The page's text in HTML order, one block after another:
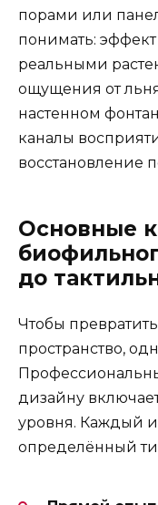
порами или
понимать: эффект
реальными
ощущения от
настенном
каналы
восстановление
Основные
до
Чтобы
пространство,
дизайну
уровня. Каждый
определённый